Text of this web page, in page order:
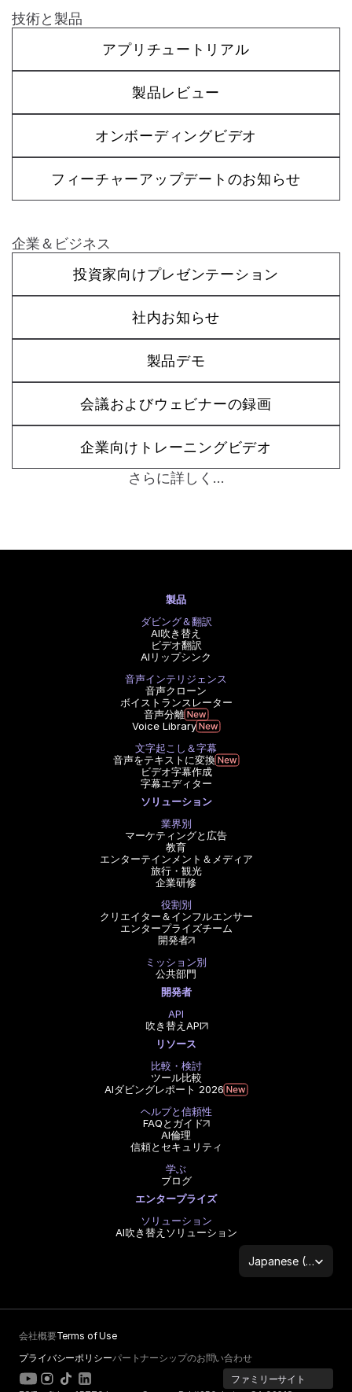
技術と製品
アプリチュートリアル
製品レビュー
オンボーディングビデオ
フィーチャーアップデートのお知らせ
企業＆ビジネス
投資家向けプレゼンテーション
社内お知らせ
製品デモ
会議およびウェビナーの録画
企業向けトレーニングビデオ
さらに詳しく...
製品
ダビング＆翻訳
AI吹き替え
ビデオ翻訳
AIリップシンク
音声インテリジェンス
音声クローン
ボイストランスレーター
音声分離
Voice Library
文字起こし＆字幕
音声をテキストに変換
ビデオ字幕作成
字幕エディター
ソリューション
業界別
マーケティングと広告
教育
エンターテインメント＆メディア
旅行・観光
企業研修
役割別
クリエイター＆インフルエンサー
エンタープライズチーム
開発者
ミッション別
公共部門
開発者
API
吹き替えAPI
リソース
比較・検討
ツール比較
AIダビングレポート 2026
ヘルプと信頼性
FAQとガイド
AI倫理
信頼とセキュリティ
学ぶ
ブログ
エンタープライズ
ソリューション
AI吹き替えソリューション
Select Language
Japanese (Japan)
会社概要Terms of Use
プライバシーポリシーパートナーシップのお問い合わせ
ファミリーサイト